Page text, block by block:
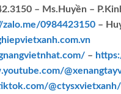
– Ms.Huyền –
zalo.me/0984423150 –
–
@ctysxvietxanh/